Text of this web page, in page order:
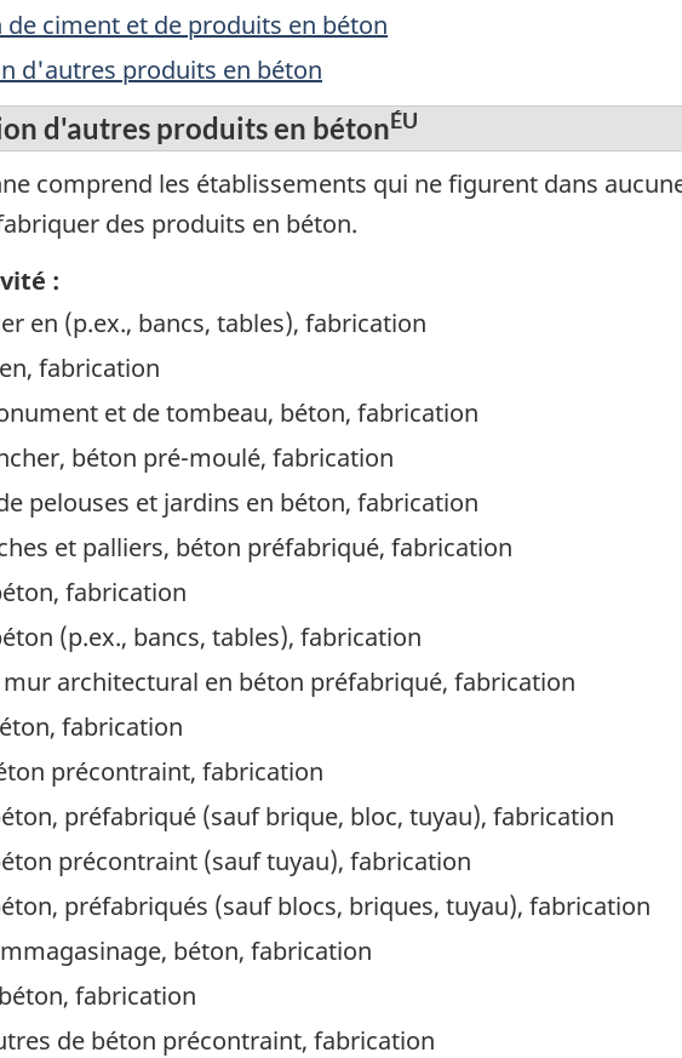
de ciment et de produits en béton
d'autres produits en béton
d'autres produits en bétonÉU
comprend les établissements qui ne figurent dans
des produits en béton.
:
en (p.ex., bancs, tables), fabrication
fabrication
et de tombeau, béton, fabrication
béton pré-moulé, fabrication
pelouses et jardins en béton, fabrication
et palliers, béton préfabriqué, fabrication
fabrication
(p.ex., bancs, tables), fabrication
mur architectural en béton préfabriqué, fabrication
fabrication
précontraint, fabrication
préfabriqué (sauf brique, bloc, tuyau), fabrication
précontraint (sauf tuyau), fabrication
préfabriqués (sauf blocs, briques, tuyau), fabrication
béton, fabrication
fabrication
de béton précontraint, fabrication